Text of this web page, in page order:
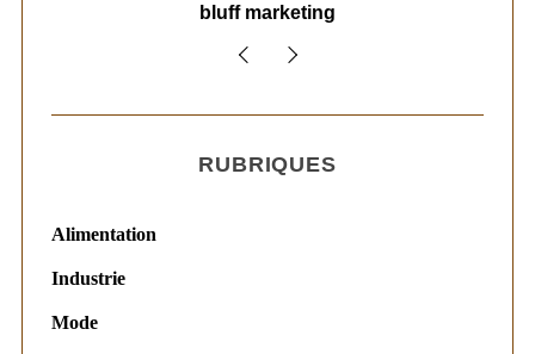
bluff marketing
RUBRIQUES
Alimentation
Industrie
Mode